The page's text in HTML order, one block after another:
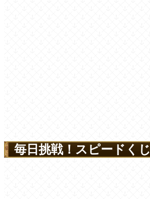
毎日挑戦！スピードくじ